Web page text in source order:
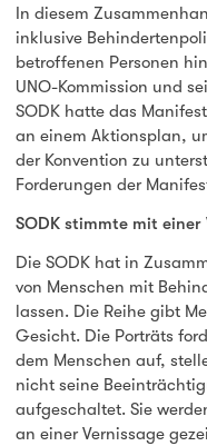
In diesem
inklusive
betroffenen Personen
UNO-Kommission und
SODK hatte das
an einem Aktionsplan,
der Konvention zu
Forderungen der
SODK stimmte mit
Die SODK hat in
von Menschen mit
lassen. Die Reihe gibt
Gesicht. Die Porträts
dem Menschen auf,
nicht seine
aufgeschaltet. Sie
an einer Vernissage